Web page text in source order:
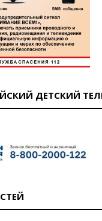
ДЕТСКИЙ